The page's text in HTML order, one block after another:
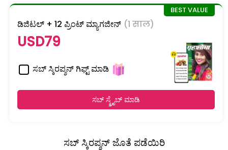
ಡಿಜಿಟಲ್ + 12 ಪ್ರಿಂಟ್ ಮ್ಯಾಗಜೀನ್ (1 साल)
USD79
ಸಬ್ ಸ್ಕಿರಪ್ಶನ್ ಗಿಫ್ಟ್ ಮಾಡಿ
ಸಬ್ ಸ್ಕ್ರೈಬ್ ಮಾಡಿ
ಸಬ್ ಸ್ಕಿರಪ್ಶನ್ ಜೊತೆ ಪಡೆಯಿರಿ